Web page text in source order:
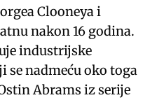
Clooneya i
nakon 16 godina.
industrijske
se nadmeću oko toga
Abrams iz serije